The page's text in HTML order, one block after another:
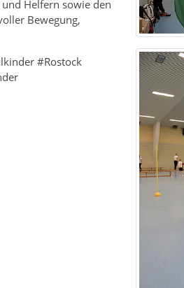
Helfern sowie den
Bewegung,
#Rostock